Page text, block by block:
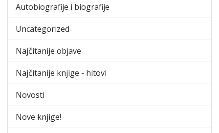
Autobiografije i biografije
Uncategorized
Najčitanije objave
Najčitanije knjige - hitovi
Novosti
Nove knjige!